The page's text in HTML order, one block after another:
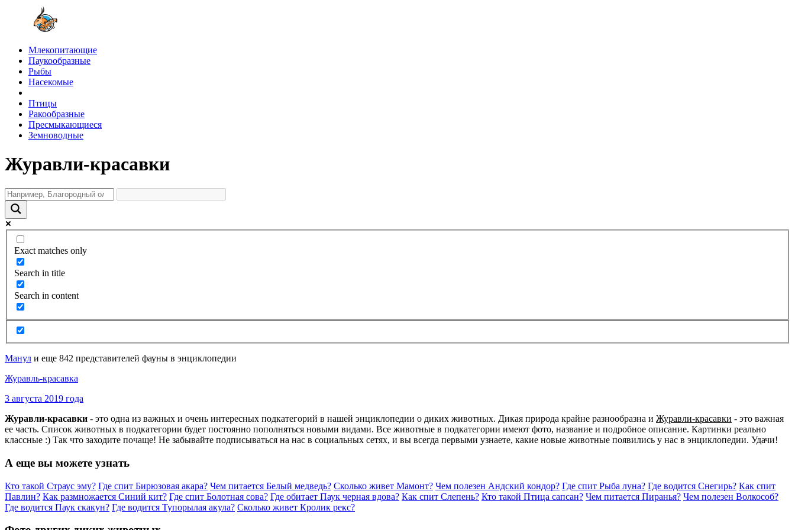
Млекопитающие
Паукообразные
Рыбы
Насекомые
Птицы
Ракообразные
Пресмыкающиеся
Земноводные
Журавли-красавки
Exact matches only
Search in title
Search in content
Манул и еще 842 представителей фауны в энциклопедии
Журавль-красавка
3 августа 2019 года
Журавли-красавки - это одна из важных и очень интересных подкатегорий в нашей энциклопедии о диких животных. Дикая природа крайне разнообразна и Журавли-красавки - это важная
ее часть. Список животных в подкатегории будет постоянно пополняться новыми видами. Все животные в подкатегории имеют фото, название и подробное описание. Картинки реально
классные :) Так что заходите почаще! Не забывайте подписываться на нас в социальных сетях, и вы всегда первыми узнаете, какие новые животные появились у нас в энциклопедии. Удачи!
А еще вы можете узнать
Кто такой Страус эму? Где спит Бирюзовая акара? Чем питается Белый медведь? Сколько живет Мамонт? Чем полезен Андский кондор? Где спит Рыба луна? Где водится Снегирь? Как спит
Павлин? Как размножается Синий кит? Где спит Болотная сова? Где обитает Паук черная вдова? Как спит Слепень? Кто такой Птица сапсан? Чем питается Пиранья? Чем полезен Волкособ?
Где водится Паук скакун? Где водится Тупорылая акула? Сколько живет Кролик рекс?